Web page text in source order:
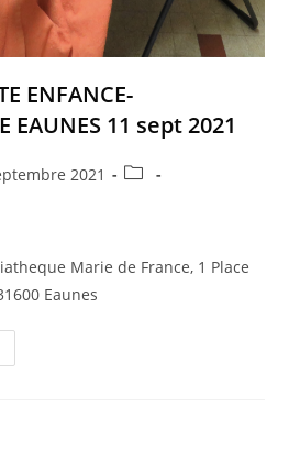
ENFANCE-
EAUNES​ 11 sept 2021
2021
Marie de France,​ 1 Place
Eaunes​